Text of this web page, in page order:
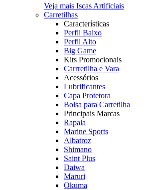
Veja mais Iscas Artificiais
Carretilhas
Características
Perfil Baixo
Perfil Alto
Big Game
Kits Promocionais
Carrretilha e Vara
Acessórios
Lubrificantes
Capa Protetora
Bolsa para Carretilha
Principais Marcas
Rapala
Marine Sports
Albatroz
Shimano
Saint Plus
Daiwa
Maruri
Okuma